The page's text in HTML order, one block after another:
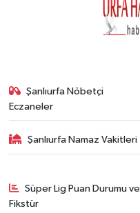
Şanlıurfa Nöbetçi
Eczaneler
Şanlıurfa Namaz Vakitleri
Süper Lig Puan Durumu ve
Fikstür